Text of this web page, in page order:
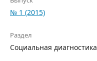
№ 1 (2015)
Раздел
Социальная диагностика